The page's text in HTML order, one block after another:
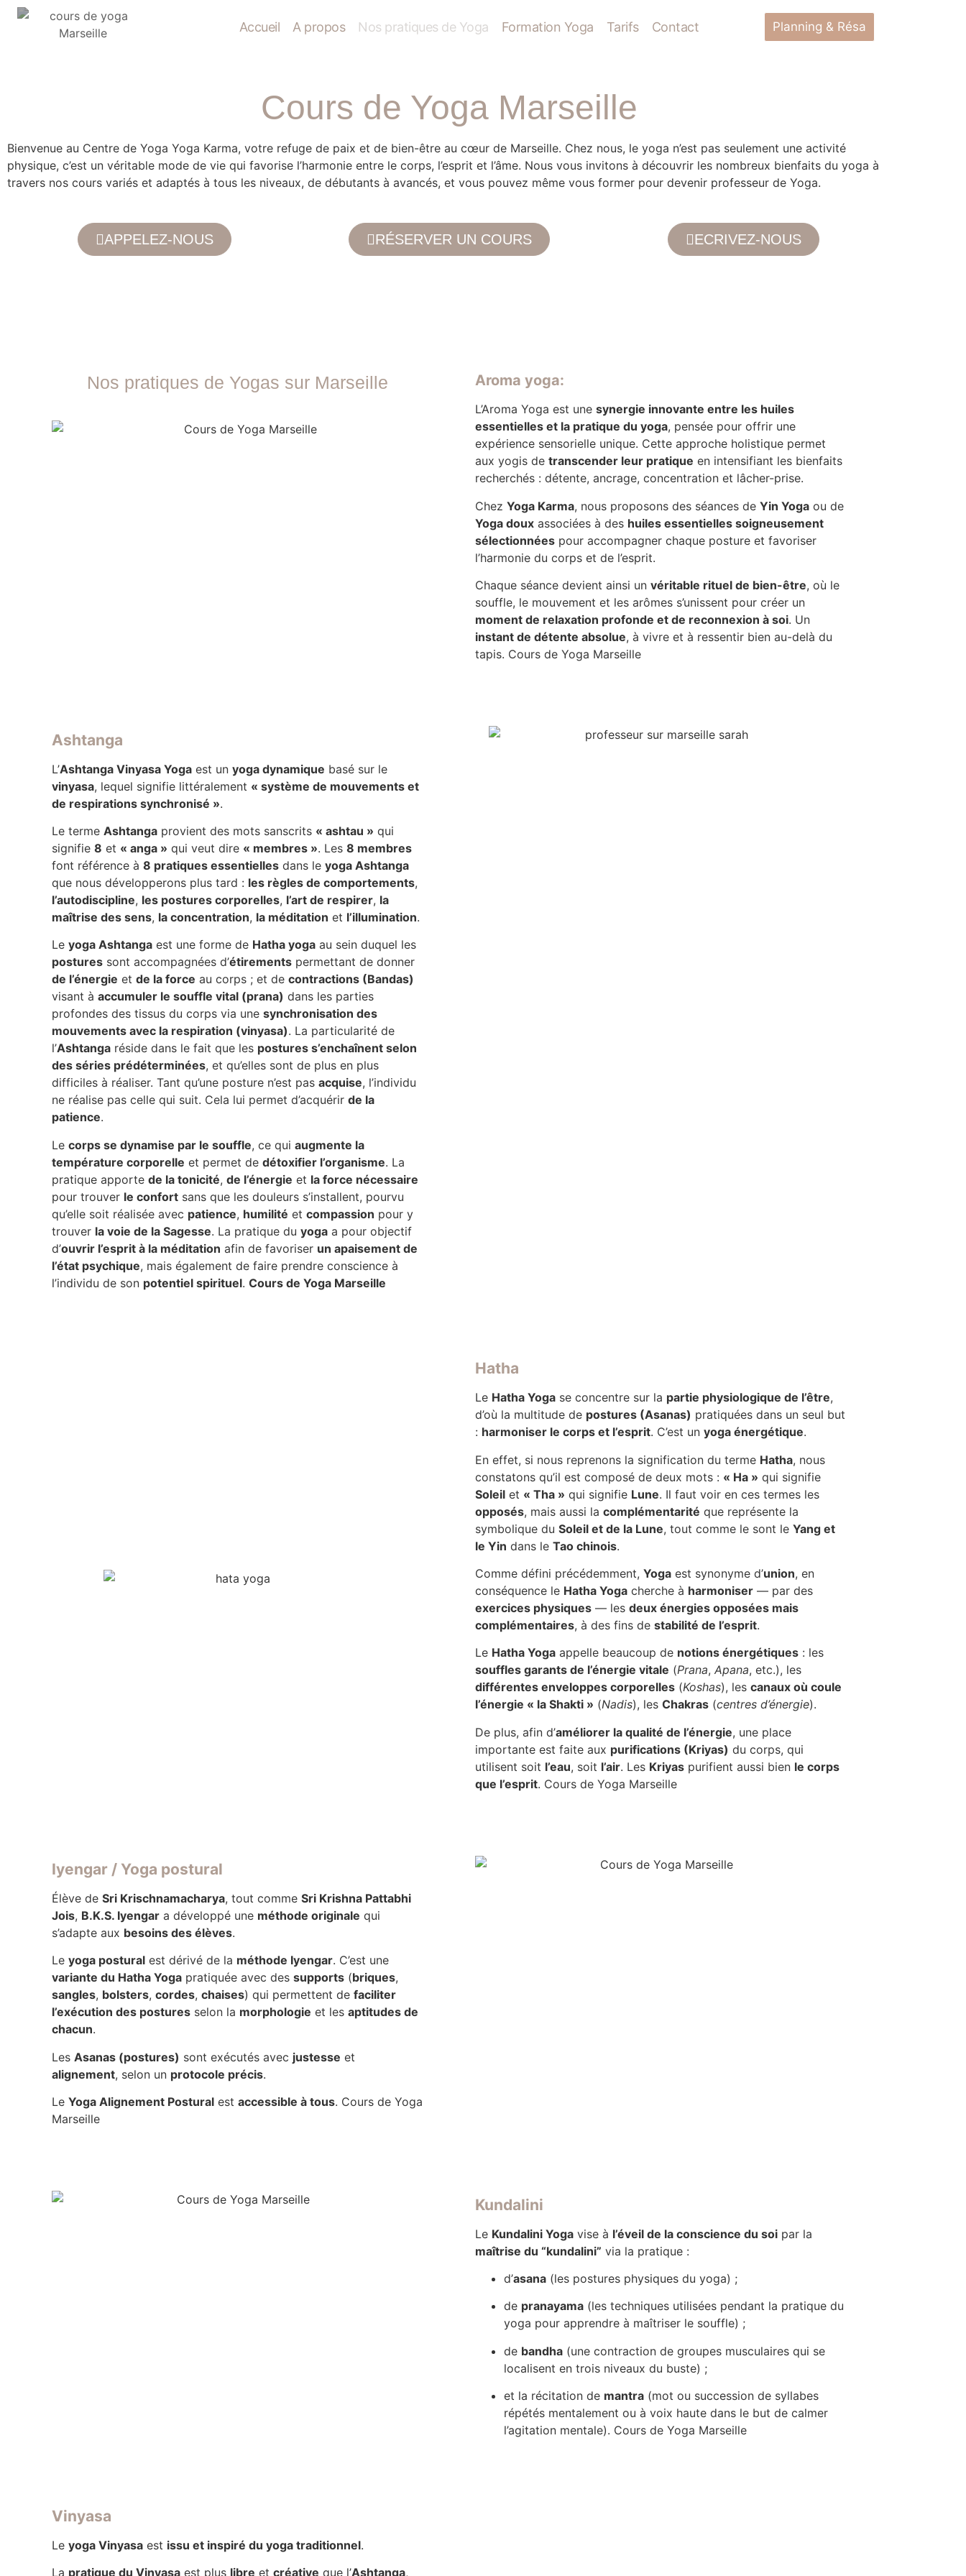
Accueil A propos Nos pratiques de Yoga Formation Yoga Tarifs Contact Planning & Résa
Cours de Yoga Marseille
Bienvenue au Centre de Yoga Yoga Karma, votre refuge de paix et de bien-être au cœur de Marseille. Chez nous, le yoga n’est pas seulement une activité
physique, c’est un véritable mode de vie qui favorise l’harmonie entre le corps, l’esprit et l’âme. Nous vous invitons à découvrir les nombreux bienfaits du yoga à
travers nos cours variés et adaptés à tous les niveaux, de débutants à avancés, et vous pouvez même vous former pour devenir professeur de Yoga.
APPELEZ-NOUS RÉSERVER UN COURS ECRIVEZ-NOUS
Nos pratiques de Yogas sur Marseille Aroma yoga:
L’Aroma Yoga est une synergie innovante entre les huiles
essentielles et la pratique du yoga, pensée pour offrir une
expérience sensorielle unique. Cette approche holistique permet
aux yogis de transcender leur pratique en intensifiant les bienfaits
recherchés : détente, ancrage, concentration et lâcher-prise.
Chez Yoga Karma, nous proposons des séances de Yin Yoga ou de
Yoga doux associées à des huiles essentielles soigneusement
sélectionnées pour accompagner chaque posture et favoriser
l’harmonie du corps et de l’esprit.
Chaque séance devient ainsi un véritable rituel de bien-être, où le
souffle, le mouvement et les arômes s’unissent pour créer un
moment de relaxation profonde et de reconnexion à soi. Un
instant de détente absolue, à vivre et à ressentir bien au-delà du
tapis. Cours de Yoga Marseille
Ashtanga
L’Ashtanga Vinyasa Yoga est un yoga dynamique basé sur le
vinyasa, lequel signifie littéralement « système de mouvements et
de respirations synchronisé ».
Le terme Ashtanga provient des mots sanscrits « ashtau » qui
signifie 8 et « anga » qui veut dire « membres ». Les 8 membres
font référence à 8 pratiques essentielles dans le yoga Ashtanga
que nous développerons plus tard : les règles de comportements,
l’autodiscipline, les postures corporelles, l’art de respirer, la
maîtrise des sens, la concentration, la méditation et l’illumination.
Le yoga Ashtanga est une forme de Hatha yoga au sein duquel les
postures sont accompagnées d’étirements permettant de donner
de l’énergie et de la force au corps ; et de contractions (Bandas)
visant à accumuler le souffle vital (prana) dans les parties
profondes des tissus du corps via une synchronisation des
mouvements avec la respiration (vinyasa). La particularité de
l’Ashtanga réside dans le fait que les postures s’enchaînent selon
des séries prédéterminées, et qu’elles sont de plus en plus
difficiles à réaliser. Tant qu’une posture n’est pas acquise, l’individu
ne réalise pas celle qui suit. Cela lui permet d’acquérir de la
patience.
Le corps se dynamise par le souffle, ce qui augmente la
température corporelle et permet de détoxifier l’organisme. La
pratique apporte de la tonicité, de l’énergie et la force nécessaire
pour trouver le confort sans que les douleurs s’installent, pourvu
qu’elle soit réalisée avec patience, humilité et compassion pour y
trouver la voie de la Sagesse. La pratique du yoga a pour objectif
d’ouvrir l’esprit à la méditation afin de favoriser un apaisement de
l’état psychique, mais également de faire prendre conscience à
l’individu de son potentiel spirituel. Cours de Yoga Marseille
Hatha
Le Hatha Yoga se concentre sur la partie physiologique de l’être,
d’où la multitude de postures (Asanas) pratiquées dans un seul but
: harmoniser le corps et l’esprit. C’est un yoga énergétique.
En effet, si nous reprenons la signification du terme Hatha, nous
constatons qu’il est composé de deux mots : « Ha » qui signifie
Soleil et « Tha » qui signifie Lune. Il faut voir en ces termes les
opposés, mais aussi la complémentarité que représente la
symbolique du Soleil et de la Lune, tout comme le sont le Yang et
le Yin dans le Tao chinois.
Comme défini précédemment, Yoga est synonyme d’union, en
conséquence le Hatha Yoga cherche à harmoniser — par des
exercices physiques — les deux énergies opposées mais
complémentaires, à des fins de stabilité de l’esprit.
Le Hatha Yoga appelle beaucoup de notions énergétiques : les
souffles garants de l’énergie vitale (Prana, Apana, etc.), les
différentes enveloppes corporelles (Koshas), les canaux où coule
l’énergie « la Shakti » (Nadis), les Chakras (centres d’énergie).
De plus, afin d’améliorer la qualité de l’énergie, une place
importante est faite aux purifications (Kriyas) du corps, qui
utilisent soit l’eau, soit l’air. Les Kriyas purifient aussi bien le corps
que l’esprit. Cours de Yoga Marseille
Iyengar / Yoga postural
Élève de Sri Krischnamacharya, tout comme Sri Krishna Pattabhi
Jois, B.K.S. Iyengar a développé une méthode originale qui
s’adapte aux besoins des élèves.
Le yoga postural est dérivé de la méthode Iyengar. C’est une
variante du Hatha Yoga pratiquée avec des supports (briques,
sangles, bolsters, cordes, chaises) qui permettent de faciliter
l’exécution des postures selon la morphologie et les aptitudes de
chacun.
Les Asanas (postures) sont exécutés avec justesse et
alignement, selon un protocole précis.
Le Yoga Alignement Postural est accessible à tous. Cours de Yoga
Marseille
Kundalini
Le Kundalini Yoga vise à l’éveil de la conscience du soi par la
maîtrise du “kundalini” via la pratique :
d’asana (les postures physiques du yoga) ;
de pranayama (les techniques utilisées pendant la pratique du
yoga pour apprendre à maîtriser le souffle) ;
de bandha (une contraction de groupes musculaires qui se
localisent en trois niveaux du buste) ;
et la récitation de mantra (mot ou succession de syllabes
répétés mentalement ou à voix haute dans le but de calmer
l’agitation mentale). Cours de Yoga Marseille
Vinyasa
Le yoga Vinyasa est issu et inspiré du yoga traditionnel.
La pratique du Vinyasa est plus libre et créative que l’Ashtanga,